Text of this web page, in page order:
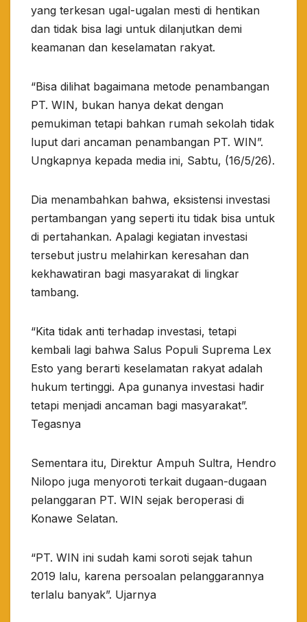
yang terkesan ugal-ugalan mesti di hentikan
dan tidak bisa lagi untuk dilanjutkan demi
keamanan dan keselamatan rakyat.
“Bisa dilihat bagaimana metode penambangan
PT. WIN, bukan hanya dekat dengan
pemukiman tetapi bahkan rumah sekolah tidak
luput dari ancaman penambangan PT. WIN”.
Ungkapnya kepada media ini, Sabtu, (16/5/26).
Dia menambahkan bahwa, eksistensi investasi
pertambangan yang seperti itu tidak bisa untuk
di pertahankan. Apalagi kegiatan investasi
tersebut justru melahirkan keresahan dan
kekhawatiran bagi masyarakat di lingkar
tambang.
“Kita tidak anti terhadap investasi, tetapi
kembali lagi bahwa Salus Populi Suprema Lex
Esto yang berarti keselamatan rakyat adalah
hukum tertinggi. Apa gunanya investasi hadir
tetapi menjadi ancaman bagi masyarakat”.
Tegasnya
Sementara itu, Direktur Ampuh Sultra, Hendro
Nilopo juga menyoroti terkait dugaan-dugaan
pelanggaran PT. WIN sejak beroperasi di
Konawe Selatan.
“PT. WIN ini sudah kami soroti sejak tahun
2019 lalu, karena persoalan pelanggarannya
terlalu banyak”. Ujarnya